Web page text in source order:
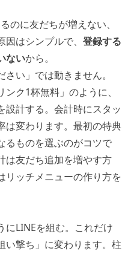
のに友だちが増えない、
はシンプルで、 登録する
ないから。
い」では動きません。
ンク1杯無料」のように、
設計する。会計時にスタッ
は変わります。最初の特典
るものを選ぶのがコツで
は友だち追加を増やす方
リッチメニューの作り方を
にLINEを組む。これだけ
い撃ち」に変わります。柱